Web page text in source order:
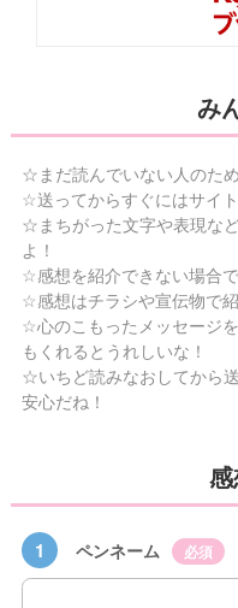
み
☆まだ読んでいない人のた
☆送ってからすぐにはサイト
☆まちがった文字や表現な
よ！
☆感想を紹介できない場合
☆感想はチラシや宣伝物で
☆心のこもったメッセージ
もくれるとうれしいな！
☆いちど読みなおしてから
安心だね！
1 ペンネーム 必須